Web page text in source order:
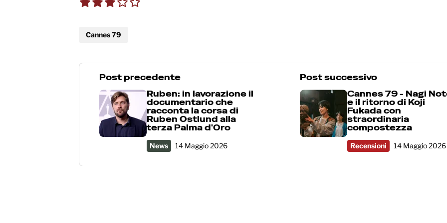
Cannes 79
Post precedente
Ruben: in lavorazione il
documentario che
racconta la corsa di
Ruben Ostlund alla
terza Palma d'Oro
News 14 Maggio 2026
Post successivo
Cannes 79 - Nagi
e il ritorno di Koji
Fukada con
straordinaria
compostezza
Recensioni 14 Maggio 2026